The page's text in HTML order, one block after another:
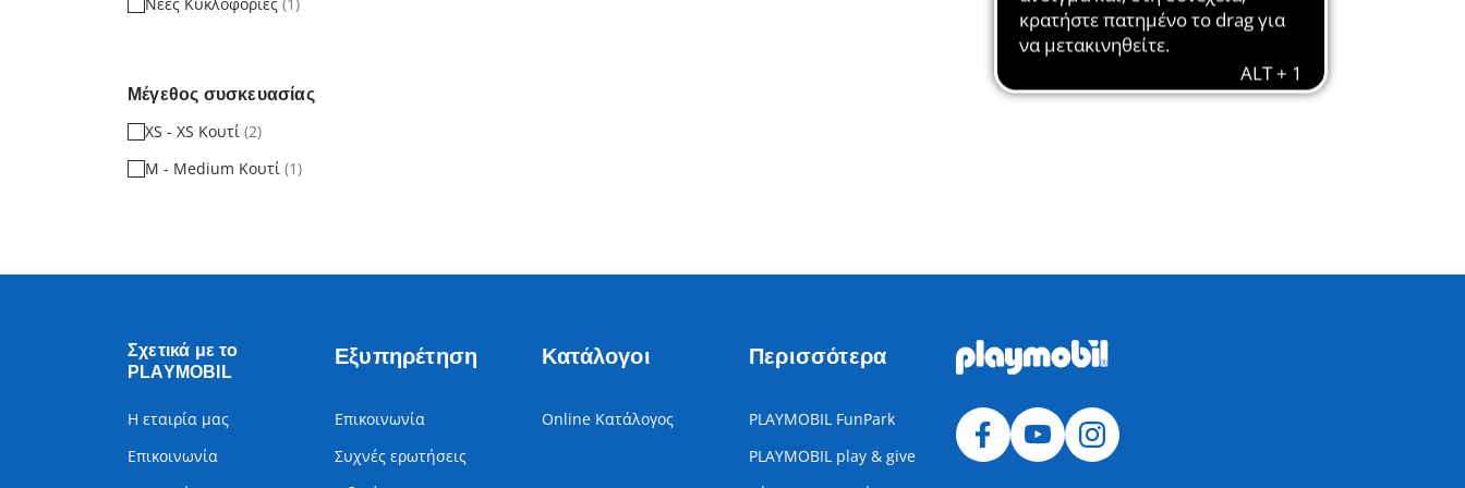
Μέγεθος συσκευασίας
XS - XS Κουτί (2)
M - Medium Κουτί (1)
Σχετικά με το
PLAYMOBIL
Η εταιρία μας
Επικοινωνία
Εξυπηρέτηση
Επικοινωνία
Συχνές ερωτήσεις
Κατάλογοι
Online Κατάλογος
Περισσότερα
PLAYMOBIL FunPark
PLAYMOBIL play & give